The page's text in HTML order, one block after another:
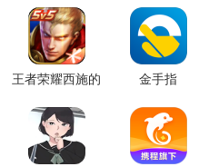
王者荣耀西施的
金手指